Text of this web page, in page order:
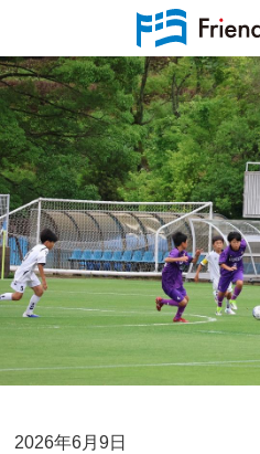
2026年6月9日